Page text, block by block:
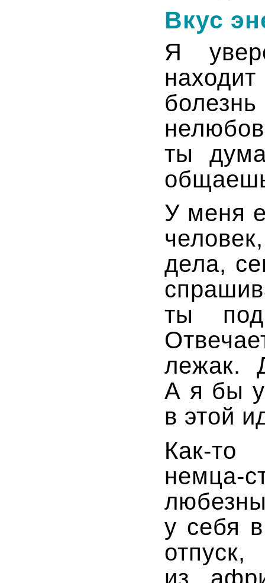
Вкус
Я
ты
У меня
дела,
ты
лежак.
А я бы
в этой
Как-то
немца-
у себя
из